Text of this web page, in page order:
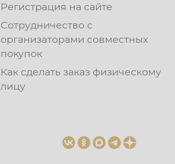
Регистрация на сайте
Сотрудничество с
организаторами совместных
покупок
Как сделать заказ физическому
лицу